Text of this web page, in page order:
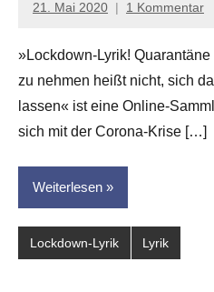
21. Mai 2020
Jan-
Hornauer
für
dasgedichtblog
1 Kommentar
»Lockdown-Lyrik!
zu nehmen heißt nicht, sich
lassen« ist eine Online-
sich mit der Corona-Krise […]
Weiterlesen
Lockdown-Lyrik Lyrik